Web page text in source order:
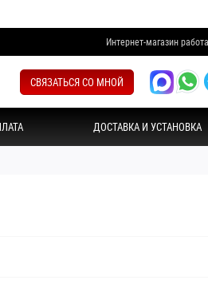
Интернет-магазин
СВЯЗАТЬСЯ СО МНОЙ
ДОСТАВКА И УСТАНОВКА